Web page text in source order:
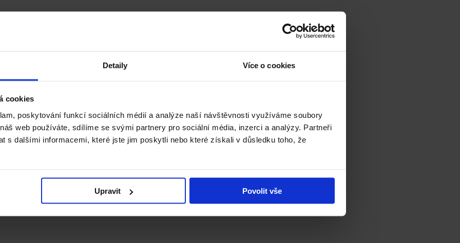
Detaily Více o cookies
cookies
poskytování funkcí sociálních médií a analýze naší návštěvnosti využíváme soubory
web používáte, sdílíme se svými partnery pro sociální média, inzerci a analýzy. Partneři
s dalšími informacemi, které jste jim poskytli nebo které získali v důsledku toho, že
Upravit Povolit vše